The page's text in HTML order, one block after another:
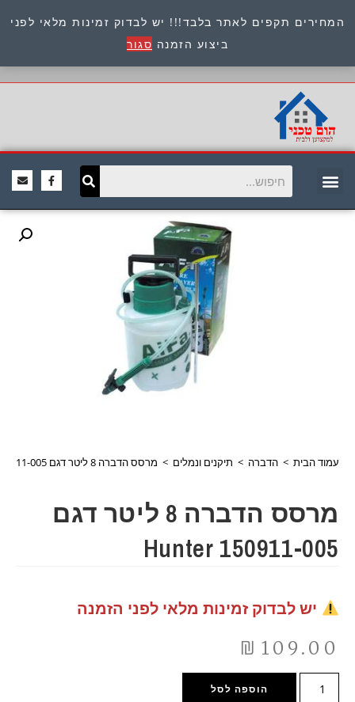
המחירים תקפים לאתר בלבד!!! יש לבדוק זמינות מלאי לפני
ביצוע הזמנה סגור
כתובת : היוזמים 9 אור יהודה שירות לקוחות 054-
8945722
עמוד הבית > הדברה > תיקנים ונמלים > מרסס הדברה 8 ליטר דגם 150911-005 Hunter
מרסס הדברה 8 ליטר דגם
150911-005 Hunter
יש לבדוק זמינות מלאי לפני הזמנה
₪ 109.00
הוספה לסל